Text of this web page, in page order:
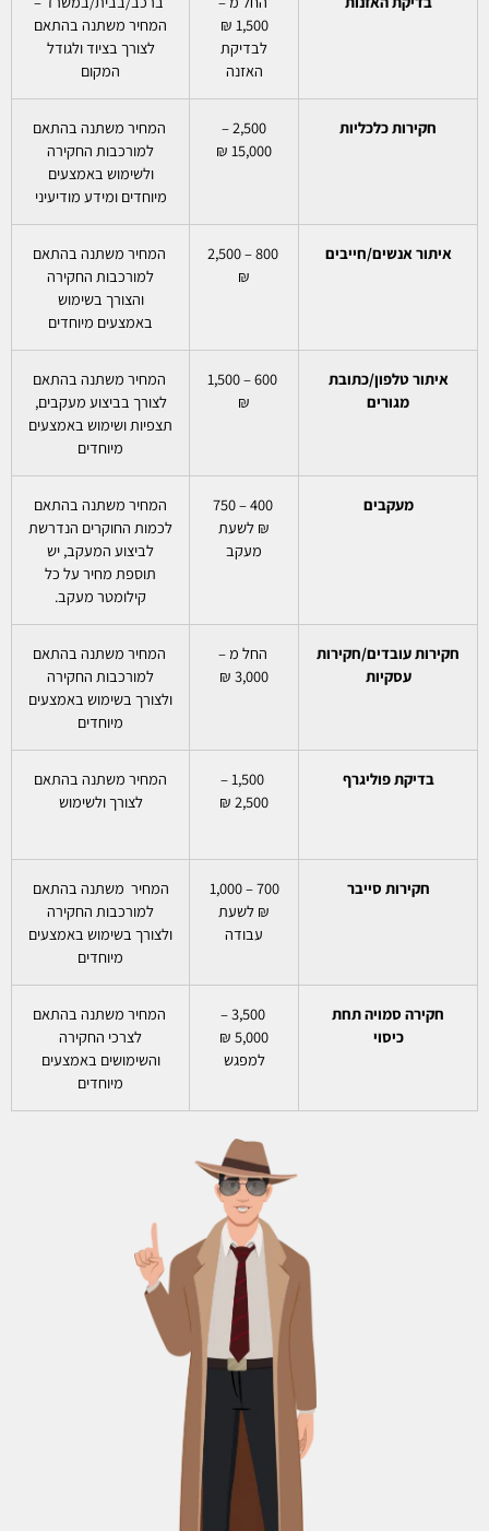
1,500 ₪
לבדיקת
האזנה
המחיר משתנה בהתאם
לצורך בציוד ולגודל
המקום
חקירות כלכליות
2,500 –
15,000 ₪
המחיר משתנה בהתאם
למורכבות החקירה
ולשימוש באמצעים
מיוחדים ומידע מודיעיני
איתור אנשים/חייבים
800 – 2,500
₪
המחיר משתנה בהתאם
למורכבות החקירה
והצורך בשימוש
באמצעים מיוחדים
איתור טלפון/כתובת
מגורים
600 – 1,500
₪
המחיר משתנה בהתאם
לצורך בביצוע מעקבים,
תצפיות ושימוש באמצעים
מיוחדים
מעקבים
400 – 750
₪ לשעת
מעקב
המחיר משתנה בהתאם
לכמות החוקרים הנדרשת
לביצוע המעקב, יש
תוספת מחיר על כל
קילומטר מעקב.
חקירות עובדים/חקירות
עסקיות
החל מ –
3,000 ₪
המחיר משתנה בהתאם
למורכבות החקירה
ולצורך בשימוש באמצעים
מיוחדים
בדיקת פוליגרף
1,500 –
2,500 ₪
המחיר משתנה בהתאם
לצורך ולשימוש
חקירות סייבר
700 – 1,000
₪ לשעת
עבודה
המחיר משתנה בהתאם
למורכבות החקירה
ולצורך בשימוש באמצעים
מיוחדים
חקירה סמויה תחת
כיסוי
3,500 –
5,000 ₪
למפגש
המחיר משתנה בהתאם
לצרכי החקירה
והשימושים באמצעים
מיוחדים